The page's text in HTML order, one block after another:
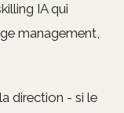
IA qui
management,
direction - si le